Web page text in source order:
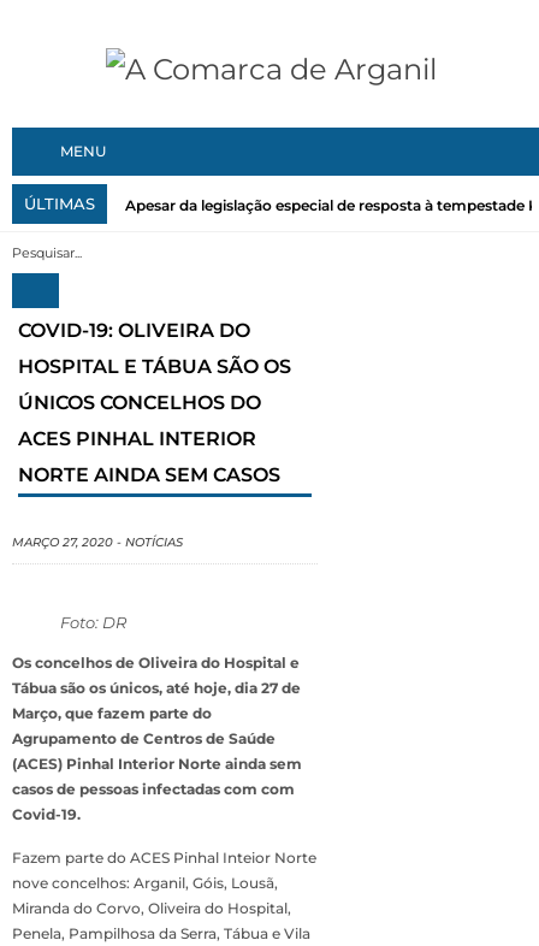
MENU
ÚLTIMAS Apesar da legislação especial de resposta à tempestade
COVID-19: OLIVEIRA DO
HOSPITAL E TÁBUA SÃO OS
ÚNICOS CONCELHOS DO
ACES PINHAL INTERIOR
NORTE AINDA SEM CASOS
MARÇO 27, 2020 - NOTÍCIAS
Foto: DR
Os concelhos de Oliveira do Hospital e
Tábua são os únicos, até hoje, dia 27 de
Março, que fazem parte do
Agrupamento de Centros de Saúde
(ACES) Pinhal Interior Norte ainda sem
casos de pessoas infectadas com com
Covid-19.
Fazem parte do ACES Pinhal Inteior Norte
nove concelhos: Arganil, Góis, Lousã,
Miranda do Corvo, Oliveira do Hospital,
Penela, Pampilhosa da Serra, Tábua e Vila